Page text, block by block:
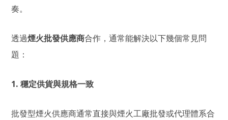
奏。
透過煙火批發供應商合作，通常能解決以下幾個常見問
題：
1. 穩定供貨與規格一致
批發型煙火供應商通常直接與煙火工廠批發或代理體系合